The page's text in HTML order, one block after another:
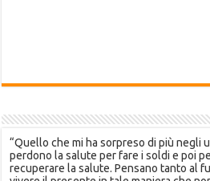
“Quello che mi ha sorpreso di più negli
perdono la salute per fare i soldi e poi
recuperare la salute. Pensano tanto al